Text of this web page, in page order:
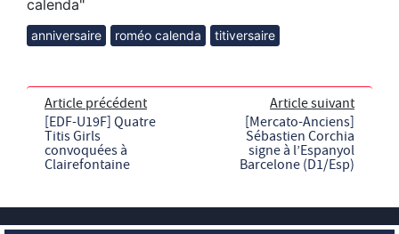
anniversaire roméo calenda titiversaire
Article précédent
[EDF-U19F] Quatre
Titis Girls
convoquées à
Clairefontaine
Article suivant
[Mercato-Anciens]
Sébastien Corchia
signe à l’Espanyol
Barcelone (D1/Esp)